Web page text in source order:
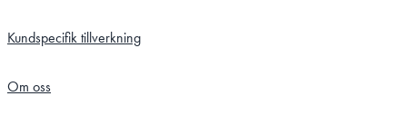
Kundspecifik tillverkning
Om oss